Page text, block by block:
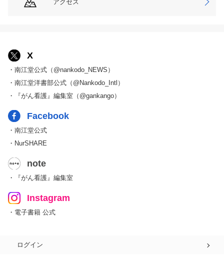
アクセス
X
・南江堂公式（@nankodo_NEWS）
・南江堂洋書部公式（@Nankodo_Intl）
・『がん看護』編集室（@gankango）
Facebook
・南江堂公式
・NurSHARE
note
・『がん看護』編集室
Instagram
・電子書籍 公式
ログイン